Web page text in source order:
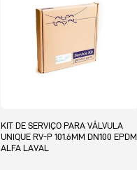
KIT DE SERVIÇO PARA VÁLVULA
UNIQUE RV-P 101.6MM DN100 EPDM
ALFA LAVAL